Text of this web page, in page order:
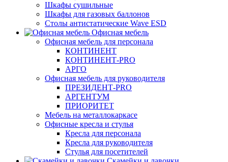
Шкафы сушильные
Шкафы для газовых баллонов
Столы антистатические Wave ESD
Офисная мебель
Офисная мебель для персонала
КОНТИНЕНТ
КОНТИНЕНТ-PRO
АРГО
Офисная мебель для руководителя
ПРЕЗИДЕНТ-PRO
АРГЕНТУМ
ПРИОРИТЕТ
Мебель на металлокаркасе
Офисные кресла и стулья
Кресла для персонала
Кресла для руководителя
Стулья для посетителей